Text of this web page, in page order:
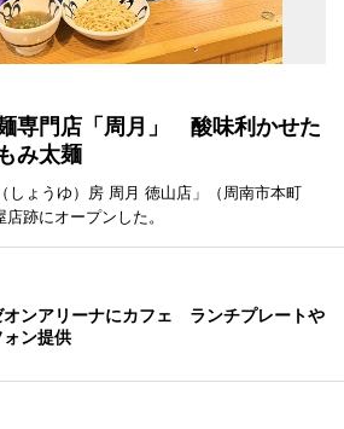
専門店「周月」 酸味利かせた
み太麺
しょうゆ）房 周月 徳山店」（周南市本町
跡にオープンした。
オンアリーナにカフェ ランチプレートや
ン提供